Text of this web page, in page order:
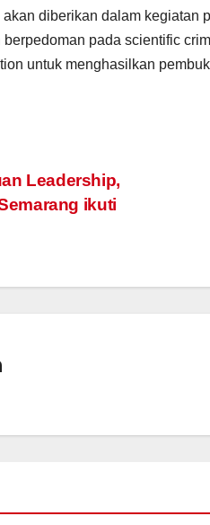
diberikan dalam
pada scientific
untuk menghasilkan
Leadership,
ikuti